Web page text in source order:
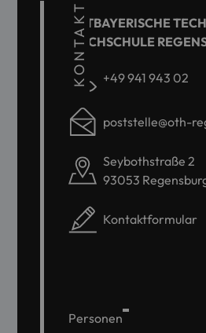
KONTAKT
OSTBAYERISCHE
HOCHSCHULE
+49 941 943 02
poststelle@oth-
Seybothstraße 2
93053
Kontaktformular
Personen